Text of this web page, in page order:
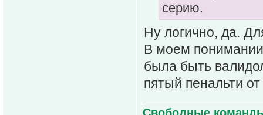
серию.
Ну логично, да.
В моем понимании
была быть
пятый пенальти
Свободные